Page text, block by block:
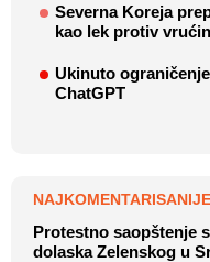
Severna Koreja
kao lek protiv
Ukinuto
ChatGPT
NAJKOMENTARISANIJE
Protestno saopštenje
dolaska Zelenskog u